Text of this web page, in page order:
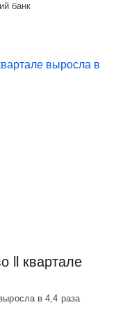
банк
ll квартале
в 4,4 раза